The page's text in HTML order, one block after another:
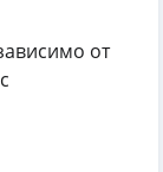
от